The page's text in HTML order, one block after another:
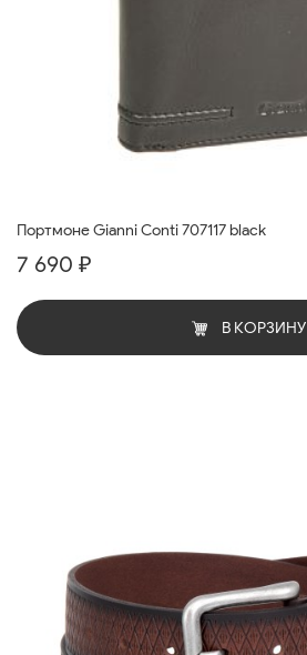
Портмоне Gianni Conti 707117 black
7 690 ₽
В КОРЗИНУ